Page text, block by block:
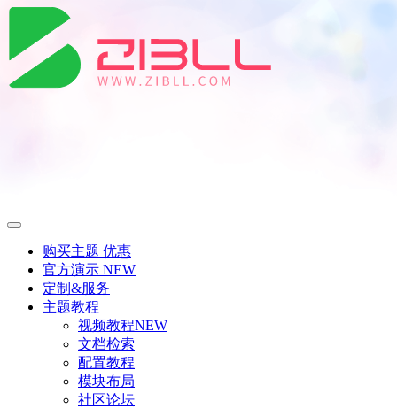
购买主题 优惠
官方演示 NEW
定制&服务
主题教程
视频教程NEW
文档检索
配置教程
模块布局
社区论坛